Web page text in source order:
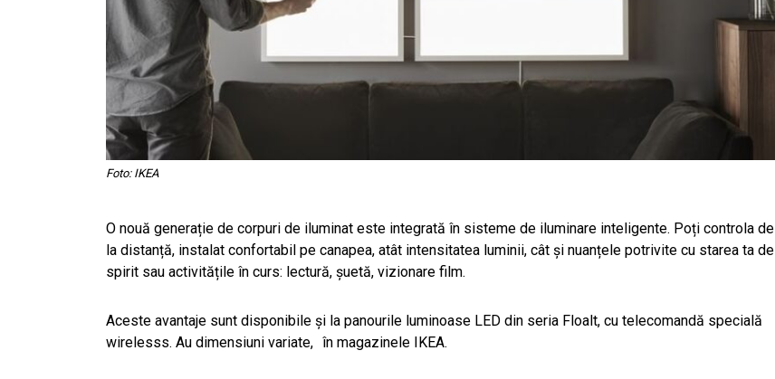
Foto: IKEA
O nouă generație de corpuri de iluminat este integrată în sisteme de iluminare inteligente. Poți controla de
la distanță, instalat confortabil pe canapea, atât intensitatea luminii, cât și nuanțele potrivite cu starea ta de
spirit sau activitățile în curs: lectură, șuetă, vizionare film.
Aceste avantaje sunt disponibile și la panourile luminoase LED din seria Floalt, cu telecomandă specială
wirelesss. Au dimensiuni variate, în magazinele IKEA.